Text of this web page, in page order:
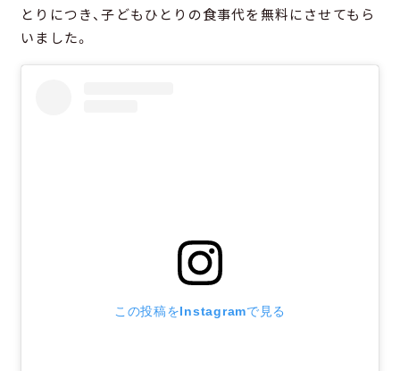
とりにつき、子どもひとりの食事代を無料にさせてもら
いました。
この投稿をInstagramで見る